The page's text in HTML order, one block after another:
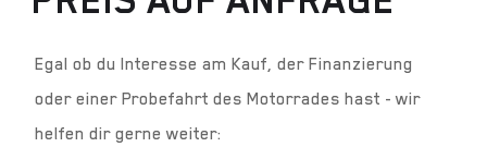
Egal ob du Interesse am Kauf, der Finanzierung
oder einer Probefahrt des Motorrades hast - wir
helfen dir gerne weiter: